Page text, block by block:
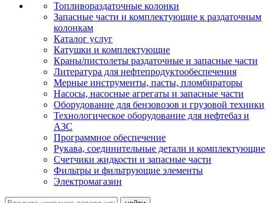
Топливораздаточные колонки
Запасные части и комплектующие к раздаточным
колонкам
Каталог услуг
Катушки и комплектующие
Краны/пистолеты раздаточные и запасные части
Литература для нефтепродуктообеспечения
Мерные инструменты, пасты, пломбираторы
Насосы, насосные агрегаты и запасные части
Оборудование для бензовозов и грузовой техники
Технологическое оборудование для нефтебаз и
АЗС
Программное обеспечение
Рукава, соединительные детали и комплектующие
Счетчики жидкости и запасные части
Фильтры и фильтрующие элементы
Электромагазин